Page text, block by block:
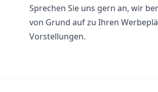
Sprechen Sie uns gern an, wir
von Grund auf zu Ihren
Vorstellungen.